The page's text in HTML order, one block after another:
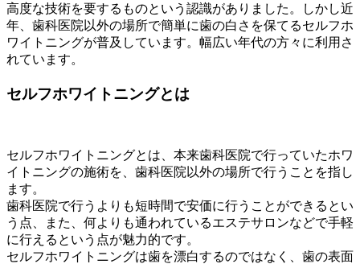
高度な技術を要するものという認識がありました。しかし近
年、歯科医院以外の場所で簡単に歯の白さを保てるセルフホ
ワイトニングが普及しています。幅広い年代の方々に利用さ
れています。
セルフホワイトニングとは
セルフホワイトニングとは、本来歯科医院で行っていたホワ
イトニングの施術を、歯科医院以外の場所で行うことを指し
ます。
歯科医院で行うよりも短時間で安価に行うことができるとい
う点、また、何よりも通われているエステサロンなどで手軽
に行えるという点が魅力的です。
セルフホワイトニングは歯を漂白するのではなく、歯の表面